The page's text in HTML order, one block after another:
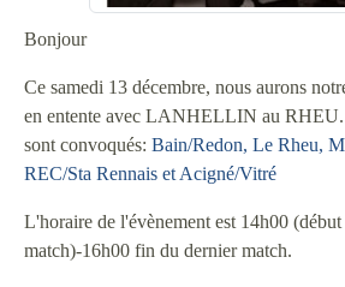
Bonjour
Ce samedi 13 décembre, nous aurons
en entente avec LANHELLIN au RHEU.
sont convoqués: Bain/Redon, Le Rheu,
REC/Sta Rennais et Acigné/Vitré
L'horaire de l'évènement est 14h00
match)-16h00 fin du dernier match.